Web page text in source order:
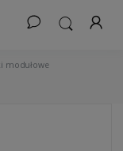
modułowe